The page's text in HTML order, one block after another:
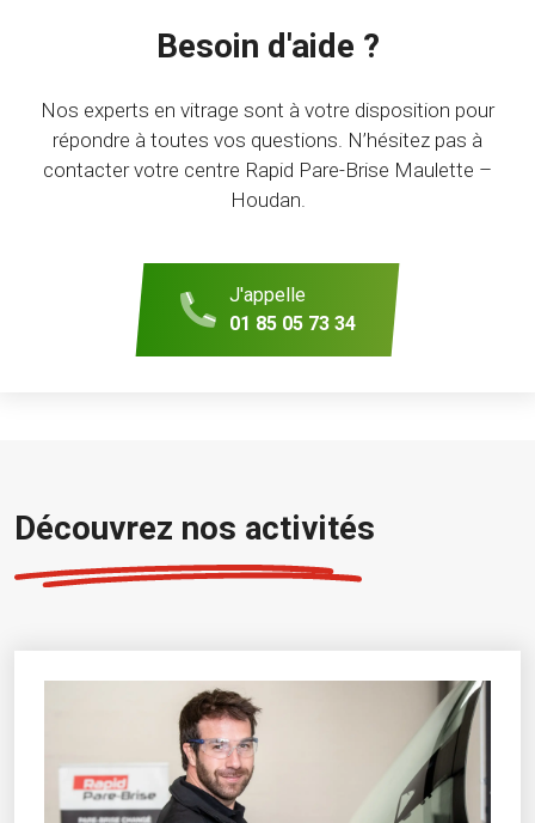
Besoin d'aide ?
Nos experts en vitrage sont à votre disposition pour
répondre à toutes vos questions. N’hésitez pas à
contacter votre centre Rapid Pare-Brise Maulette –
Houdan.
J'appelle
01 85 05 73 34
Découvrez nos activités